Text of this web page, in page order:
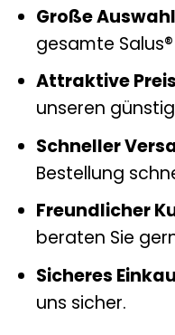
Große
gesamte
Attraktive
unseren
Schneller
Bestellung
Freundlicher
beraten Sie
Sicheres
uns sicher.